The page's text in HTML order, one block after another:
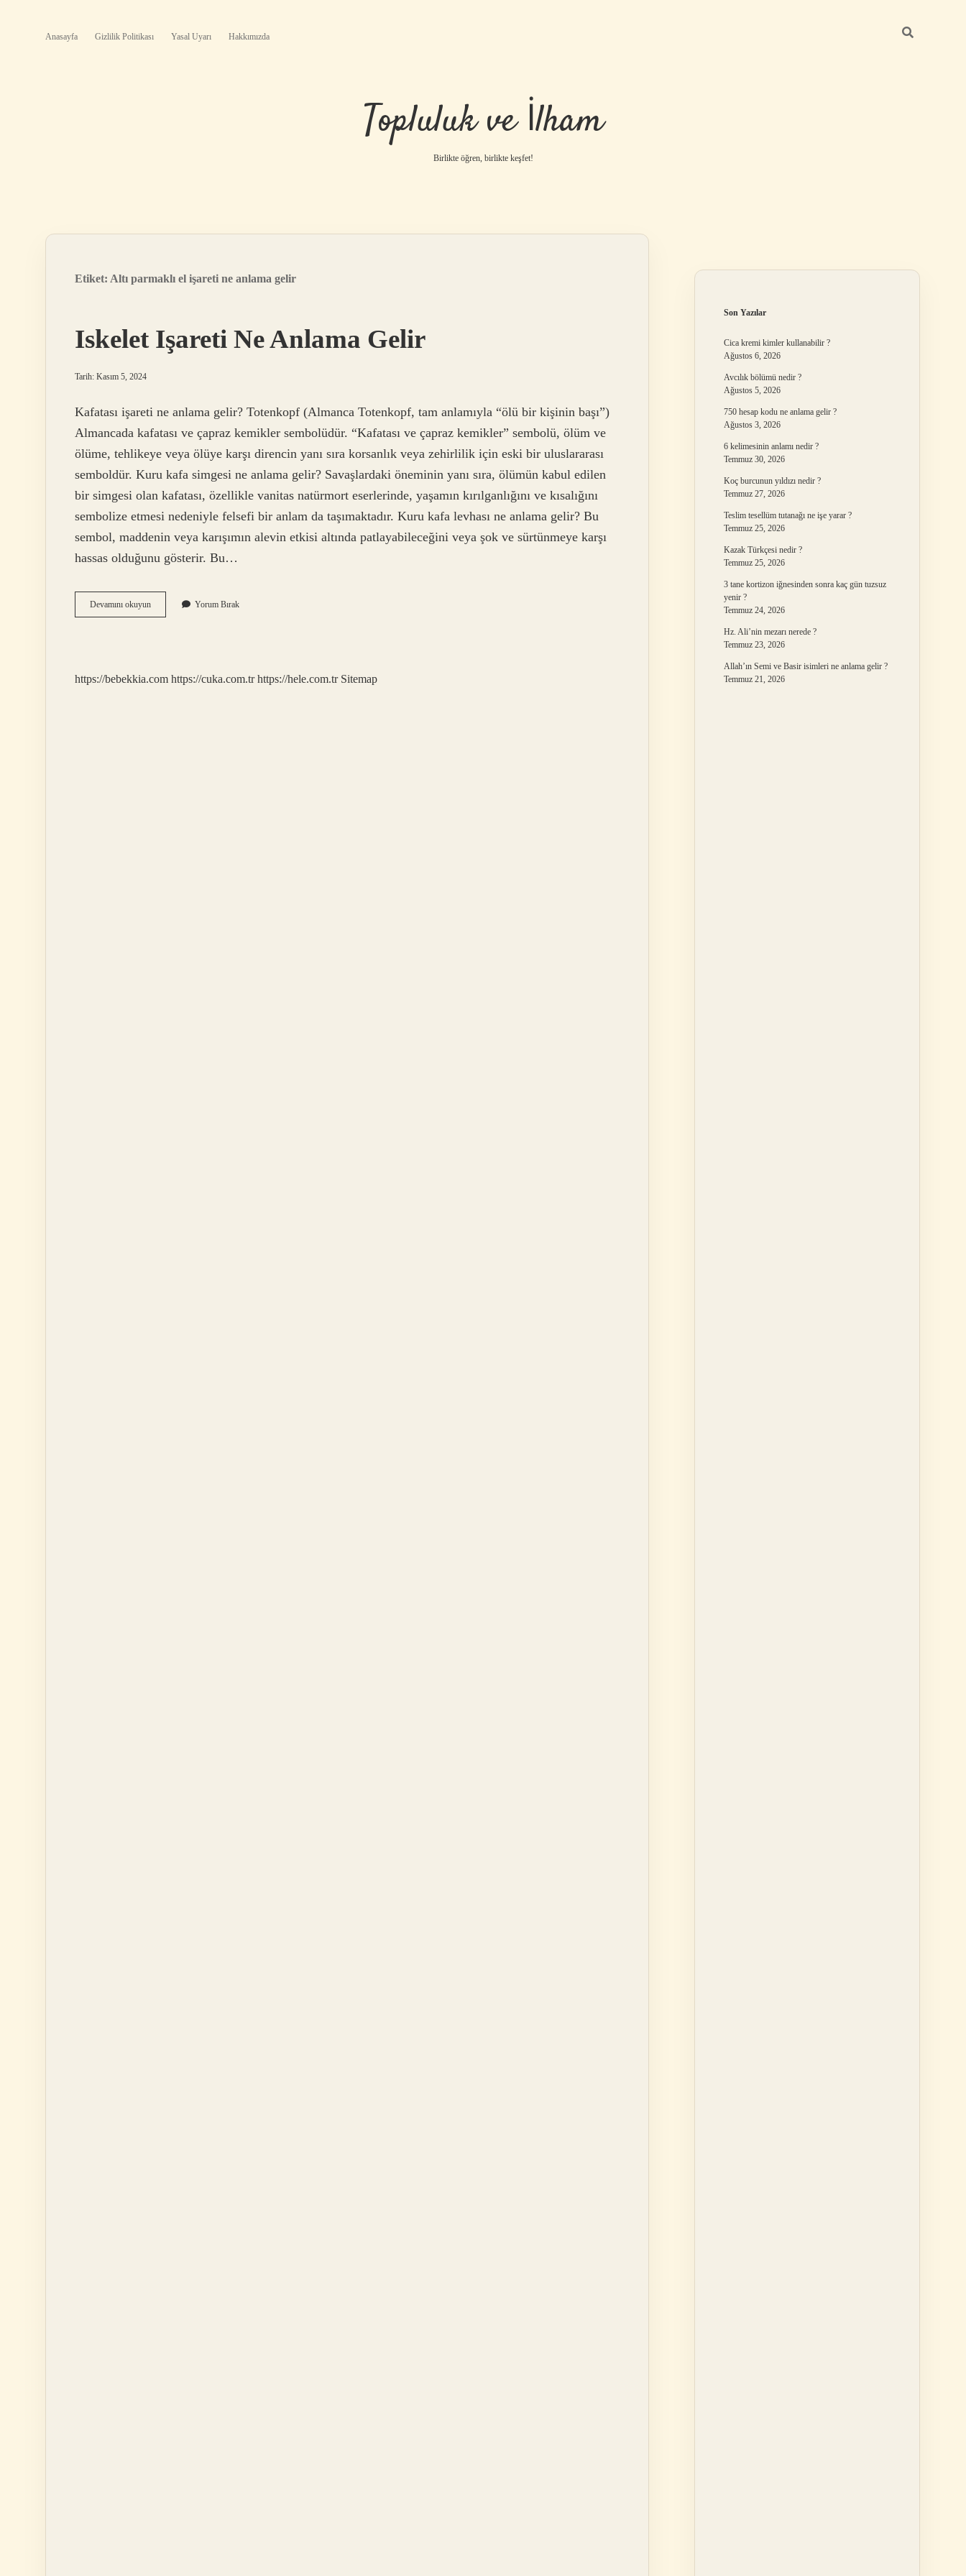
Anasayfa Gizlilik Politikası Yasal Uyarı Hakkımızda
Topluluk ve İlham
Birlikte öğren, birlikte keşfet!
Etiket: Altı parmaklı el işareti ne anlama gelir
Iskelet Işareti Ne Anlama Gelir
Tarih: Kasım 5, 2024
Kafatası işareti ne anlama gelir? Totenkopf (Almanca Totenkopf, tam anlamıyla “ölü bir kişinin başı”)
Almancada kafatası ve çapraz kemikler sembolüdür. “Kafatası ve çapraz kemikler” sembolü, ölüm ve
ölüme, tehlikeye veya ölüye karşı direncin yanı sıra korsanlık veya zehirlilik için eski bir uluslararası
semboldür. Kuru kafa simgesi ne anlama gelir? Savaşlardaki öneminin yanı sıra, ölümün kabul edilen
bir simgesi olan kafatası, özellikle vanitas natürmort eserlerinde, yaşamın kırılganlığını ve kısalığını
sembolize etmesi nedeniyle felsefi bir anlam da taşımaktadır. Kuru kafa levhası ne anlama gelir? Bu
sembol, maddenin veya karışımın alevin etkisi altında patlayabileceğini veya şok ve sürtünmeye karşı
hassas olduğunu gösterir. Bu…
Devamını okuyunIskelet
Işareti
Yorum Bırak
https://bebekkia.com https://cuka.com.tr https://hele.com.tr Sitemap
Son Yazılar
Cica kremi kimler kullanabilir ?
Ağustos 6, 2026
Avcılık bölümü nedir ?
Ağustos 5, 2026
750 hesap kodu ne anlama gelir ?
Ağustos 3, 2026
6 kelimesinin anlamı nedir ?
Temmuz 30, 2026
Koç burcunun yıldızı nedir ?
Temmuz 27, 2026
Teslim tesellüm tutanağı ne işe yarar ?
Temmuz 25, 2026
Kazak Türkçesi nedir ?
Temmuz 25, 2026
3 tane kortizon iğnesinden sonra kaç gün tuzsuz
yenir ?
Temmuz 24, 2026
Hz. Ali’nin mezarı nerede ?
Temmuz 23, 2026
Allah’ın Semi ve Basir isimleri ne anlama gelir ?
Temmuz 21, 2026